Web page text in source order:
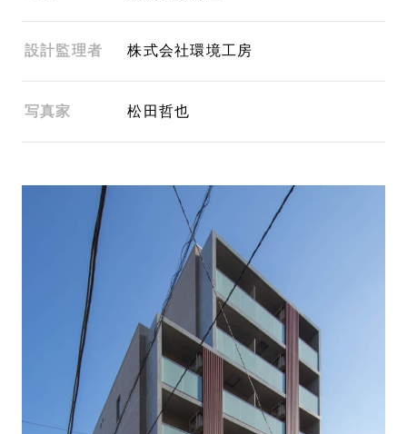
設計監理者 株式会社環境工房
写真家 松田哲也